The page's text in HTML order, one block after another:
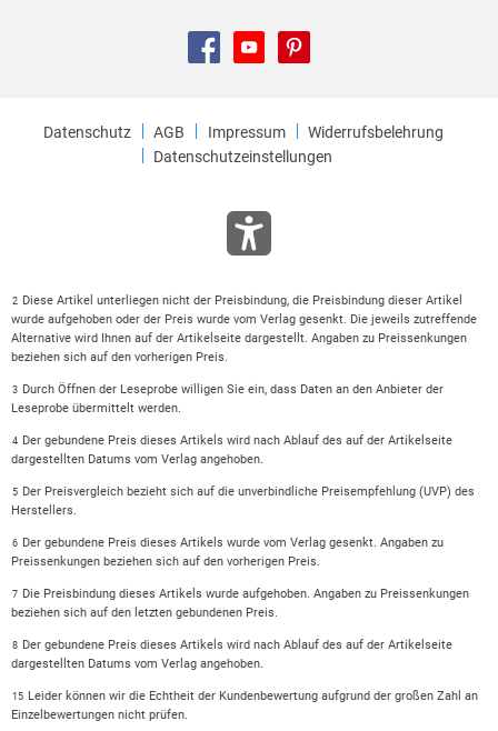
Datenschutz AGB Impressum
Widerrufsbelehrung
Datenschutzeinstellungen
2
Diese Artikel unterliegen nicht der Preisbindung, die Preisbindung dieser Artikel
wurde aufgehoben oder der Preis wurde vom Verlag gesenkt. Die jeweils zutreffende
Alternative wird Ihnen auf der Artikelseite dargestellt. Angaben zu Preissenkungen
beziehen sich auf den vorherigen Preis.
3
Durch Öffnen der Leseprobe willigen Sie ein, dass Daten an den Anbieter der
Leseprobe übermittelt werden.
4
Der gebundene Preis dieses Artikels wird nach Ablauf des auf der Artikelseite
dargestellten Datums vom Verlag angehoben.
5
Der Preisvergleich bezieht sich auf die unverbindliche Preisempfehlung (UVP) des
Herstellers.
6
Der gebundene Preis dieses Artikels wurde vom Verlag gesenkt. Angaben zu
Preissenkungen beziehen sich auf den vorherigen Preis.
7
Die Preisbindung dieses Artikels wurde aufgehoben. Angaben zu Preissenkungen
beziehen sich auf den letzten gebundenen Preis.
8
Der gebundene Preis dieses Artikels wird nach Ablauf des auf der Artikelseite
dargestellten Datums vom Verlag angehoben.
15
Leider können wir die Echtheit der Kundenbewertung aufgrund der großen Zahl an
Einzelbewertungen nicht prüfen.